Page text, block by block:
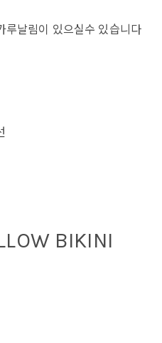
루날림이 있으실수 있습니다
BIKINI